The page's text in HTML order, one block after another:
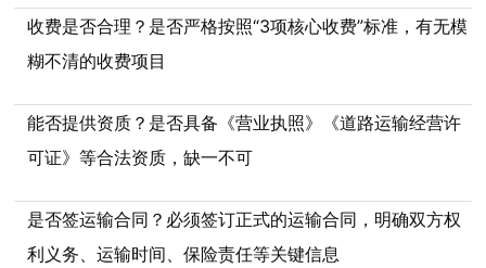
收费是否合理？是否严格按照“3项核心收费”标准，有无模
糊不清的收费项目
能否提供资质？是否具备《营业执照》《道路运输经营许
可证》等合法资质，缺一不可
是否签运输合同？必须签订正式的运输合同，明确双方权
利义务、运输时间、保险责任等关键信息